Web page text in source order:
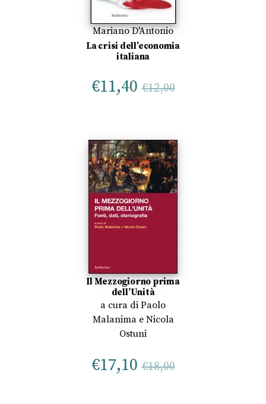
Mariano D'Antonio
La crisi dell’economia
italiana
€11,40 €12,00
Il Mezzogiorno prima
dell’Unità
a cura di Paolo
Malanimae Nicola
Ostuni
€17,10 €18,00